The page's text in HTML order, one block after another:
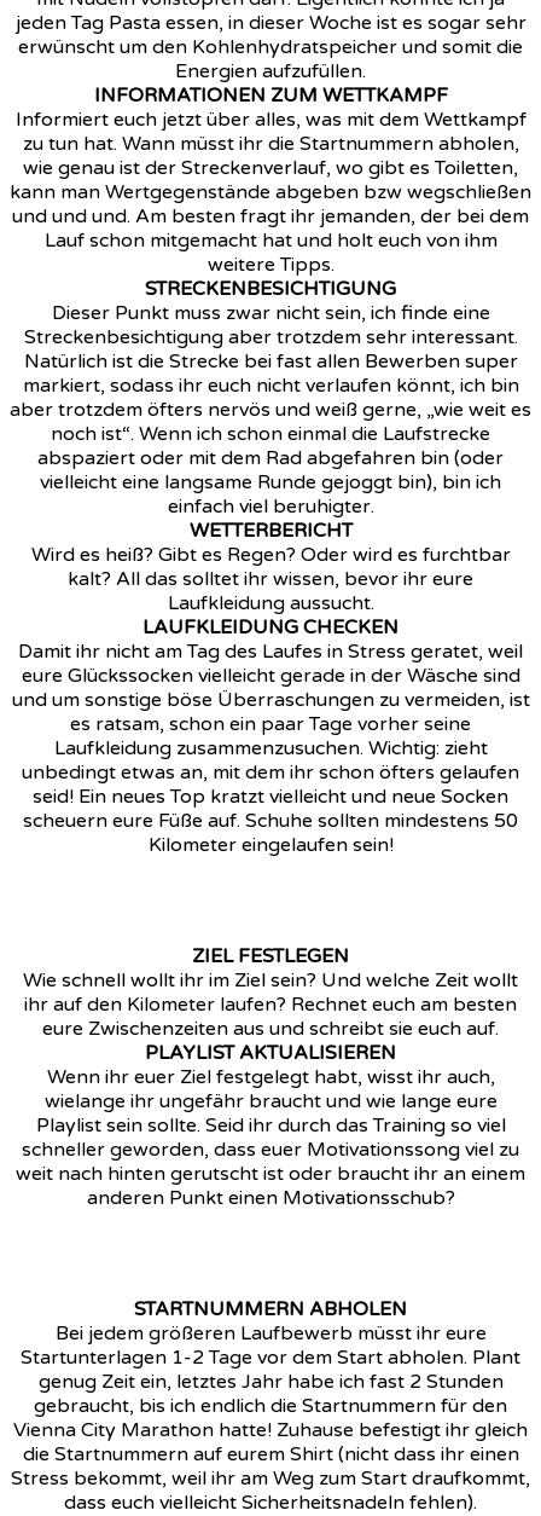
jeden Tag Pasta essen, in dieser Woche ist es sogar sehr
erwünscht um den Kohlenhydratspeicher und somit die
Energien aufzufüllen.
INFORMATIONEN ZUM WETTKAMPF
Informiert euch jetzt über alles, was mit dem Wettkampf
zu tun hat. Wann müsst ihr die Startnummern abholen,
wie genau ist der Streckenverlauf, wo gibt es Toiletten,
kann man Wertgegenstände abgeben bzw wegschließen
und und und. Am besten fragt ihr jemanden, der bei dem
Lauf schon mitgemacht hat und holt euch von ihm
weitere Tipps.
STRECKENBESICHTIGUNG
Dieser Punkt muss zwar nicht sein, ich finde eine
Streckenbesichtigung aber trotzdem sehr interessant.
Natürlich ist die Strecke bei fast allen Bewerben super
markiert, sodass ihr euch nicht verlaufen könnt, ich bin
aber trotzdem öfters nervös und weiß gerne, „wie weit es
noch ist“. Wenn ich schon einmal die Laufstrecke
abspaziert oder mit dem Rad abgefahren bin (oder
vielleicht eine langsame Runde gejoggt bin), bin ich
einfach viel beruhigter.
WETTERBERICHT
Wird es heiß? Gibt es Regen? Oder wird es furchtbar
kalt? All das solltet ihr wissen, bevor ihr eure
Laufkleidung aussucht.
LAUFKLEIDUNG CHECKEN
Damit ihr nicht am Tag des Laufes in Stress geratet, weil
eure Glückssocken vielleicht gerade in der Wäsche sind
und um sonstige böse Überraschungen zu vermeiden, ist
es ratsam, schon ein paar Tage vorher seine
Laufkleidung zusammenzusuchen. Wichtig: zieht
unbedingt etwas an, mit dem ihr schon öfters gelaufen
seid! Ein neues Top kratzt vielleicht und neue Socken
scheuern eure Füße auf. Schuhe sollten mindestens 50
Kilometer eingelaufen sein!
ZIEL FESTLEGEN
Wie schnell wollt ihr im Ziel sein? Und welche Zeit wollt
ihr auf den Kilometer laufen? Rechnet euch am besten
eure Zwischenzeiten aus und schreibt sie euch auf.
PLAYLIST AKTUALISIEREN
Wenn ihr euer Ziel festgelegt habt, wisst ihr auch,
wielange ihr ungefähr braucht und wie lange eure
Playlist sein sollte. Seid ihr durch das Training so viel
schneller geworden, dass euer Motivationssong viel zu
weit nach hinten gerutscht ist oder braucht ihr an einem
anderen Punkt einen Motivationsschub?
STARTNUMMERN ABHOLEN
Bei jedem größeren Laufbewerb müsst ihr eure
Startunterlagen 1-2 Tage vor dem Start abholen. Plant
genug Zeit ein, letztes Jahr habe ich fast 2 Stunden
gebraucht, bis ich endlich die Startnummern für den
Vienna City Marathon hatte! Zuhause befestigt ihr gleich
die Startnummern auf eurem Shirt (nicht dass ihr einen
Stress bekommt, weil ihr am Weg zum Start draufkommt,
dass euch vielleicht Sicherheitsnadeln fehlen).